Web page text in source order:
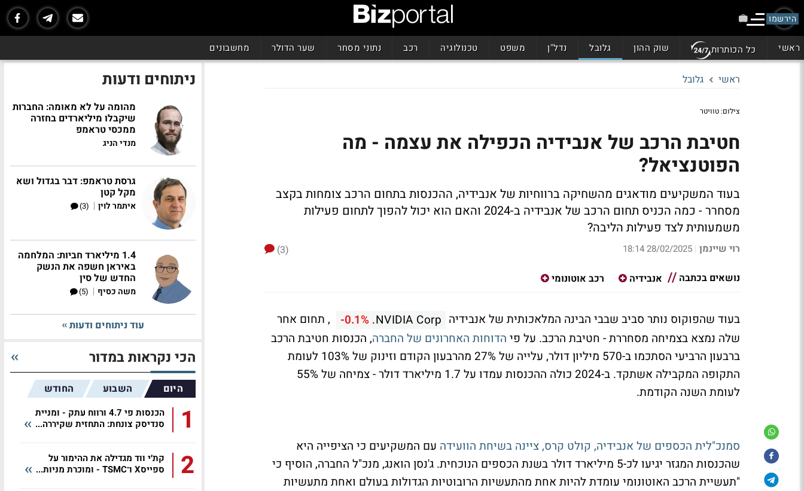
הירשמו
ראשי כל הכותרות שוק ההון גלובל נדל"ן משפט טכנולוגיה רכב נתוני מסחר שער הדולר מחשבונים
ראשי גלובל
צילום: טוויטר
חטיבת הרכב של אנבידיה הכפילה את עצמה - מה
הפוטנציאל?
בעוד המשקיעים מודאגים מהשחיקה ברווחיות של אנבידיה, ההכנסות בתחום הרכב צומחות בקצב
מסחרר - כמה הכניס תחום הרכב של אנבידיה ב-2024 והאם הוא יכול להפוך לתחום פעילות
משמעותית לצד פעילות הליבה?
רוי שיינמן |
28/02/2025 18:14
(3)
נושאים בכתבה
אנבידיה רכב אוטונומי
בעוד שהפוקוס נותר סביב שבבי הבינה המלאכותית של אנבידיה NVIDIA Corp.
-0.1%
, תחום אחר
שלה נמצא בצמיחה מסחררת - חטיבת הרכב. על פי הדוחות האחרונים של החברה, הכנסות חטיבת הרכב
ברבעון הרביעי הסתכמו ב-570 מיליון דולר, עלייה של 27% מהרבעון הקודם וזינוק של 103% לעומת
התקופה המקבילה אשתקד. ב-2024 כולה ההכנסות עמדו על 1.7 מיליארד דולר - צמיחה של 55%
לעומת השנה הקודמת.
סמנכ"לית הכספים של אנבידיה, קולט קרס, ציינה בשיחת הוועידה עם המשקיעים כי הציפייה היא
שהכנסות המגזר יגיעו לכ-5 מיליארד דולר בשנת הכספים הנוכחית. ג'נסן הואנג, מנכ"ל החברה, הוסיף כי
"תעשיית הרכב האוטונומי עומדת להיות אחת מהתעשיות הרובוטיות הגדולות בעולם ואחת מתעשיות
ניתוחים ודעות
מהומה על לא מאומה: החברות
שיקבלו מיליארדים בחזרה
ממכסי טראמפ
מנדי הניג
גרסת טראמפ: דבר בגדול ושא
מקל קטן
איתמר לוין |
(3)
1.4 מיליארד חביות: המלחמה
באיראן חשפה את הנשק
החדש של סין
משה כסיף |
(5)
עוד ניתוחים ודעות
הכי נקראות במדור
היום השבוע החודש
1
הכנסות פי 4.7 ורווח עתק - ומניית
סנדיסק צונחת: התחזית שקיררה...
2
קת׳י ווד מגדילה את ההימור על
ספייסX ו־TSMC - ומוכרת מניות...